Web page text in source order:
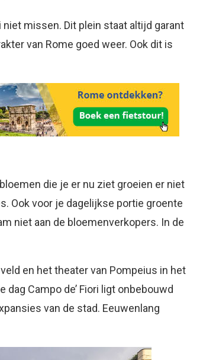
niet missen. Dit plein staat altijd garant
van Rome goed weer. Ook dit is
die je er nu ziet groeien er niet
Ook voor je dagelijkse portie groente
niet aan de bloemenverkopers. In de
en het theater van Pompeius in het
Campo de’ Fiori ligt onbebouwd
van de stad. Eeuwenlang